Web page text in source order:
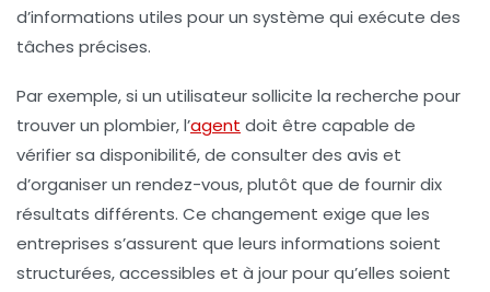
d’informations utiles pour un système qui exécute des
tâches précises.
Par exemple, si un utilisateur sollicite la recherche pour
trouver un plombier, l’agent doit être capable de
vérifier sa disponibilité, de consulter des avis et
d’organiser un rendez-vous, plutôt que de fournir dix
résultats différents. Ce changement exige que les
entreprises s’assurent que leurs informations soient
structurées,accessibles et à jour pour qu’elles soient